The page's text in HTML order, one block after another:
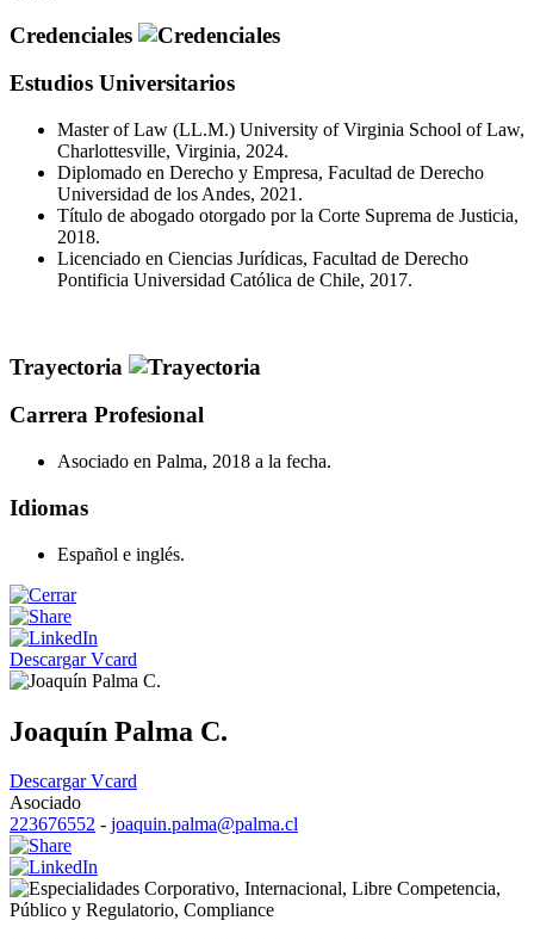
Credenciales
Estudios Universitarios
Master of Law (LL.M.) University of Virginia School of Law,
Charlottesville, Virginia, 2024.
Diplomado en Derecho y Empresa, Facultad de Derecho
Universidad de los Andes, 2021.
Título de abogado otorgado por la Corte Suprema de Justicia,
2018.
Licenciado en Ciencias Jurídicas, Facultad de Derecho
Pontificia Universidad Católica de Chile, 2017.
Trayectoria
Carrera Profesional
Asociado en Palma, 2018 a la fecha.
Idiomas
Español e inglés.
Descargar Vcard
Joaquín Palma C.
Descargar Vcard
Asociado
223676552 - joaquin.palma@palma.cl
Corporativo, Internacional, Libre Competencia,
Público y Regulatorio, Compliance